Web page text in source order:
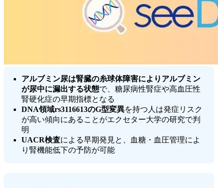
アルブミン尿は腎臓の糸球体障害によりアルブミン
が尿中に漏出する状態で、糖尿病性腎症や高血圧性
腎硬化症の早期指標となる
DNA領域rs3116613のG型変異を持つ人は発症リスク
が高い傾向にあることがエクセター大学の研究で判
明
UACR検査による早期発見と、血糖・血圧管理によ
り腎機能低下の予防が可能